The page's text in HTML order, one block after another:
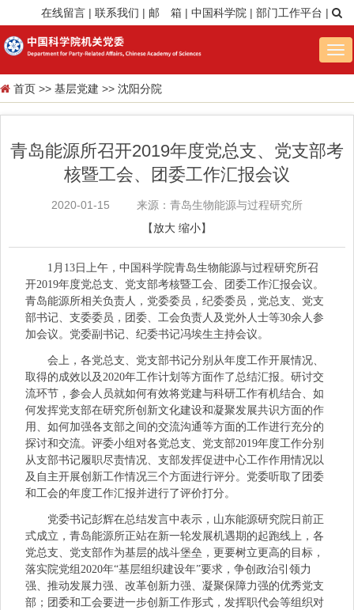
在线留言 | 联系我们 | 邮 箱 | 中国科学院 | 部门工作平台 |
首页 >> 基层党建 >> 沈阳分院
青岛能源所召开2019年度党总支、党支部考
核暨工会、团委工作汇报会议
2020-01-15
来源：青岛生物能源与过程研究所
【放大 缩小】
1月13日上午，中国科学院青岛生物能源与过程研究所召
开2019年度党总支、党支部考核暨工会、团委工作汇报会议。
青岛能源所相关负责人，党委委员，纪委委员，党总支、党支
部书记、支委委员，团委、工会负责人及党外人士等30余人参
加会议。党委副书记、纪委书记冯埃生主持会议。
会上，各党总支、党支部书记分别从年度工作开展情况、
取得的成效以及2020年工作计划等方面作了总结汇报。研讨交
流环节，参会人员就如何有效将党建与科研工作有机结合、如
何发挥党支部在研究所创新文化建设和凝聚发展共识方面的作
用、如何加强各支部之间的交流沟通等方面的工作进行充分的
探讨和交流。评委小组对各党总支、党支部2019年度工作分别
从支部书记履职尽责情况、支部发挥促进中心工作作用情况以
及自主开展创新工作情况三个方面进行评分。党委听取了团委
和工会的年度工作汇报并进行了评价打分。
党委书记彭辉在总结发言中表示，山东能源研究院日前正
式成立，青岛能源所正站在新一轮发展机遇期的起跑线上，各
党总支、党支部作为基层的战斗堡垒，更要树立更高的目标，
落实院党组2020年“基层组织建设年”要求，争创政治引领力
强、推动发展力强、改革创新力强、凝聚保障力强的优秀党支
部；团委和工会要进一步创新工作形式，发挥职代会等组织对